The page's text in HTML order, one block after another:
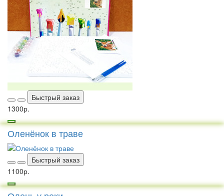
Быстрый заказ
1300р.
Оленёнок в траве
Быстрый заказ
1100р.